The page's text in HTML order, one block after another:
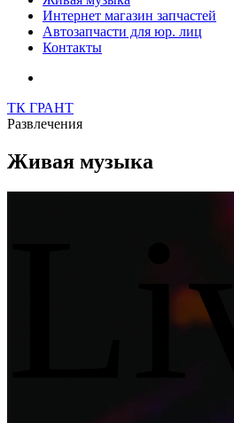
Интернет магазин запчастей
Автозапчасти для юр. лиц
Контакты
ТК ГРАНТ
Развлечения
Живая музыка